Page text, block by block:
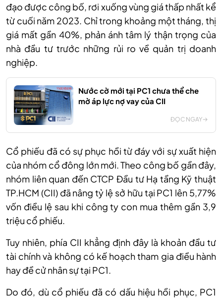
đạo được công bố, rơi xuống vùng giá thấp nhất kể
từ cuối năm 2023. Chỉ trong khoảng một tháng, thị
giá mất gần 40%, phản ánh tâm lý thận trọng của
nhà đầu tư trước những rủi ro về quản trị doanh
nghiệp.
Nước cờ mới tại PC1 chưa thể che
mờ áp lực nợ vay của CII
ĐỌC NGAY
Cổ phiếu đã có sự phục hồi từ đáy với sự xuất hiện
của nhóm cổ đông lớn mới. Theo công bố gần đây,
nhóm liên quan đến CTCP Đầu tư Hạ tầng Kỹ thuật
TP.HCM (CII) đã nâng tỷ lệ sở hữu tại PC1 lên 5,77%
vốn điều lệ sau khi công ty con mua thêm gần 3,9
triệu cổ phiếu.
Tuy nhiên, phía CII khẳng định đây là khoản đầu tư
tài chính và không có kế hoạch tham gia điều hành
hay đề cử nhân sự tại PC1.
Do đó, dù cổ phiếu đã có dấu hiệu hồi phục, PC1